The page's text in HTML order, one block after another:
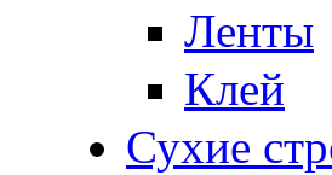
Ленты
Клей
Сухие